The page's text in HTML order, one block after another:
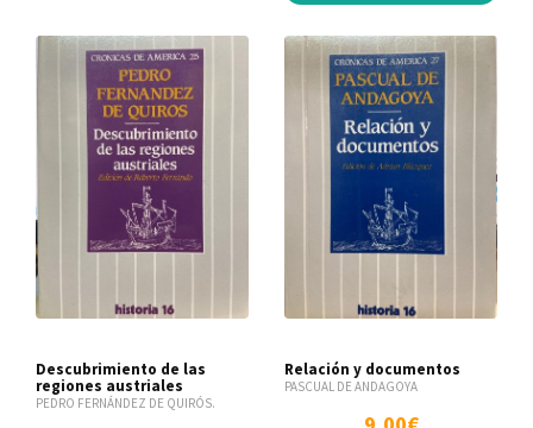
Descubrimiento de las
regiones austriales
PEDRO FERNÁNDEZ DE QUIRÓS.
Relación y documentos
PASCUAL DE ANDAGOYA